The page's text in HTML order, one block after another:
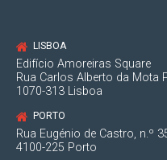
Frequência de
LISBOA
Edifício Amoreiras Square
Rua Carlos Alberto da Mota
1070-313 Lisboa
PORTO
Rua Eugénio de Castro, n.º
4100-225 Porto